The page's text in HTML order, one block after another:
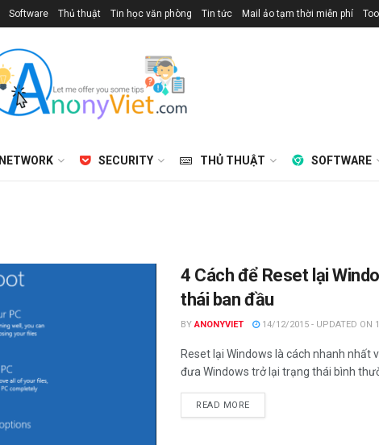
Software Thủ thuật Tin học văn phòng Tin tức Mail ảo tạm thời miễn phí
NETWORK SECURITY THỦ THUẬT SOFTWARE
4 Cách để Reset lại
thái ban đầu
BY ANONYVIET 14/12/2015 - UPDATED ON
Reset lại Windows là cách nhanh nhất
đưa Windows trở lại trạng thái bình
READ MOREDETAILS